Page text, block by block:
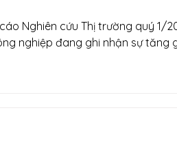
Nghiên cứu Thị trường quý 1/
nghiệp đang ghi nhận sự tăng